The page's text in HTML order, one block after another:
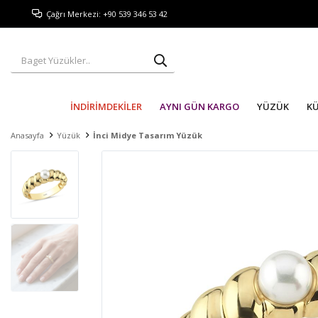
Çağrı Merkezi: +90 539 346 53 42
İNDİRİMDEKİLER AYNI GÜN KARGO YÜZÜK
Anasayfa Yüzük İnci Midye Tasarım Yüzük